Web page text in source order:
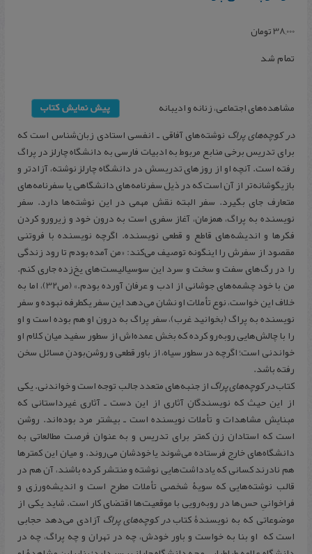
38,000تومان
تمام شد
‌مشاهده‌های اجتماعی، زنانه و ادیبانه
در کوچه‌های پراگ نوشته‌های آفاقی ـ انفسی استادی زبان‌شناس است که
برای تدریس برخی منابع مربوط به ادبیات فارسی به دانشگاه چارلز در پراگ
رفته است. آنچه او از روزهای تدریسش در دانشگاه چارلز نوشته، آزادتر و
بازیگوشانه‌تر از آن است که در ذیل سفرنامه‌های دانشگاهی یا سفرنامه‌های
متعارف جای بگیرد. سفر البته نقش مهمی در این نوشته‌ها دارد. سفر
نویسنده به پراگ، همزمان، آغاز سفری است به درون خود و زیرورو‌ کردن
فکرها و اندیشه‌های قاطع و قطعی نویسنده. اگرچه نویسنده با فروتنی
مقصود از سفرش را اینگونه توصیف می‌کند: «من آمده بودم تا رود زندگی
را در رگ‌های سفت و سخت و سرد این سوسیالیست‌های یخ‌زده جاری کنم.
من با خود چشمه‌های جوشانی از ادب و عرفان آورده بودم.» (ص32)، اما به
خلاف این خواست، نوع تأملات او نشان می‌دهد این سفر یکطرفه نبوده و سفر
نویسنده به پراگ (بخوانید غرب)، سفر پراگ به درون او هم بوده است و او
را با چالش‌هایی روبه‌رو کرده که بخش عمده‌اش از سطور سفید میان کلام او
خواندنی است؛ اگرچه در سطور سیاه، از باور قطعی و ‌روشن‌بودنِ مسائل سخن
رفته باشد.
کتابدر کوچه‌های پراگاز جنبه‌های متعدد جالب توجه است و خواندنی. یکی
از این حیث که نویسندگانِ آثاری از این دست ـ آثاری غیرداستانی که
مبنایش مشاهدات و تأملات نویسنده است ـ بیشتر مرد بوده‌اند. روشن
است که استادان زن کمتر برای تدریس و به عنوان فرصت مطالعاتی به
دانشگاه‌های خارج فرستاده می‌شوند یا خودشان می‌روند. و میان این کمترها
هم نادرند کسانی که یادداشت‌هایی نوشته و منتشر کرده باشند، آن هم در
قالب نوشته‌هایی که سویۀ شخصی تأملات مطرح است و اندیشه‌ورزی و
فراخوانیِ حس‌ها در روبه‌رویی با موقعیت‌ها اقتضای کار است. شاید یکی از
موضوعاتی که به نویسندۀ کتابدر کوچه‌های پراگآزادی می‌دهد حجابی
است که او بنا به خواست و باور خودش، چه در تهران و چه پراگ، چه در